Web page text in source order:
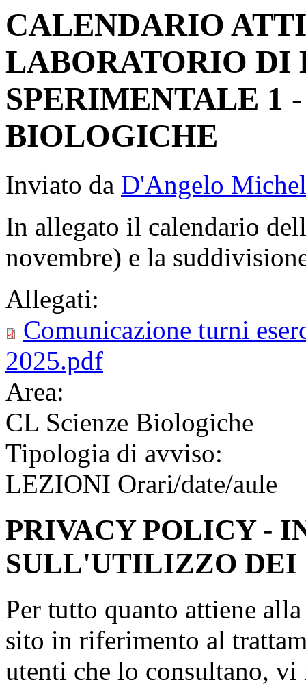
CALENDARIO
LABORATORIO DI
SPERIMENTALE 1
BIOLOGICHE
Inviato da D'Angelo
In allegato il calendario
novembre) e la
Allegati:
Comunicazione turni
2025.pdf
Area:
CL Scienze Biologiche
Tipologia di avviso:
LEZIONI Orari/date/aule
PRIVACY POLICY -
SULL'UTILIZZO DEI
Per tutto quanto attiene
sito in riferimento al
utenti che lo consultano,